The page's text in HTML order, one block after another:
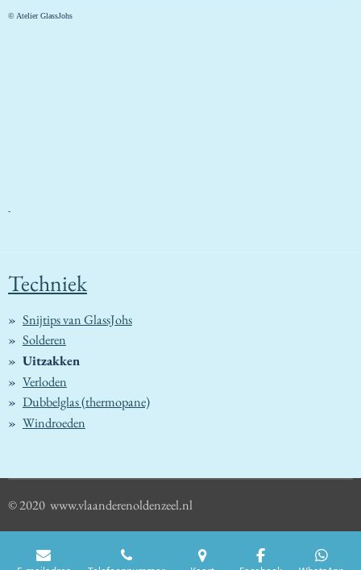
© Atelier GlassJohs
-
Techniek
Snijtips van GlassJohs
Solderen
Uitzakken
Verloden
Dubbelglas (thermopane)
Windroeden
© 2020 www.vlaanderenoldenzeel.nl